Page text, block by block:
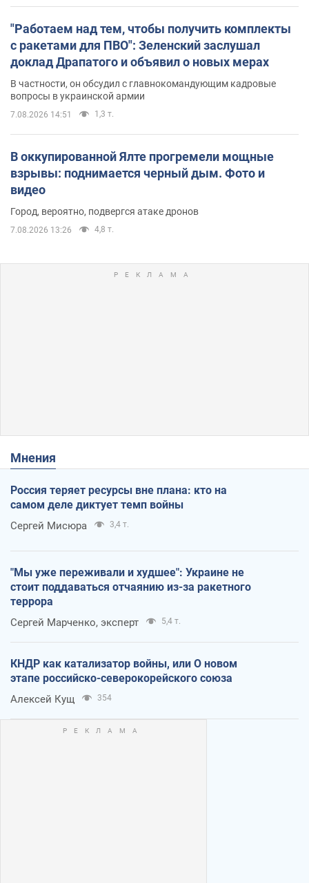
"Работаем над тем, чтобы получить комплекты
с ракетами для ПВО": Зеленский заслушал
доклад Драпатого и объявил о новых мерах
В частности, он обсудил с главнокомандующим кадровые
вопросы в украинской армии
7.08.2026 14:51 1,3 т.
В оккупированной Ялте прогремели мощные
взрывы: поднимается черный дым. Фото и
видео
Город, вероятно, подвергся атаке дронов
7.08.2026 13:26 4,8 т.
Мнения
Россия теряет ресурсы вне плана: кто на
самом деле диктует темп войны
Сергей Мисюра 3,4 т.
"Мы уже переживали и худшее": Украине не
стоит поддаваться отчаянию из-за ракетного
террора
Сергей Марченко, эксперт 5,4 т.
КНДР как катализатор войны, или О новом
этапе российско-северокорейского союза
Алексей Кущ 354